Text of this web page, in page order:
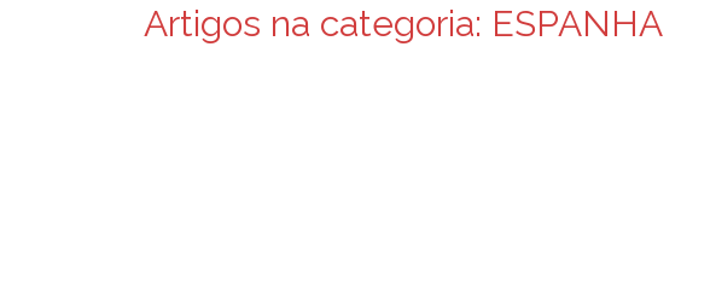
Artigos na categoria: ESPANHA